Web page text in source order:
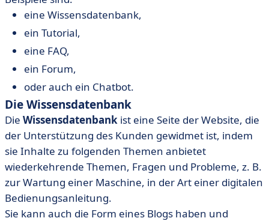
eine Wissensdatenbank,
ein Tutorial,
eine FAQ,
ein Forum,
oder auch ein Chatbot.
Die Wissensdatenbank
Die Wissensdatenbank ist eine Seite der Website, die
der Unterstützung des Kunden gewidmet ist, indem
sie Inhalte zu folgenden Themen anbietet
wiederkehrende Themen, Fragen und Probleme, z. B.
zur Wartung einer Maschine, in der Art einer digitalen
Bedienungsanleitung.
Sie kann auch die Form eines Blogs haben und